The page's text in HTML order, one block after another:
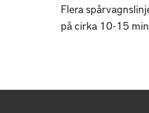
Flera
på cirka 10-15